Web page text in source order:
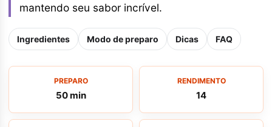
mantendo seu sabor incrível.
Ingredientes Modo de preparo Dicas FAQ
PREPARO
50 min
RENDIMENTO
14